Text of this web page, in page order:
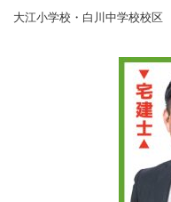
大江小学校・白川中学校校区